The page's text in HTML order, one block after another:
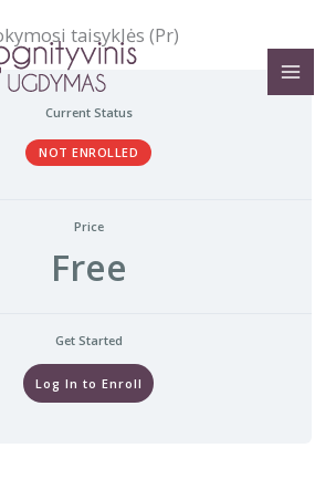
taisyklės (Pr)
Current Status
NOT ENROLLED
Price
Free
Get Started
Log In to Enroll